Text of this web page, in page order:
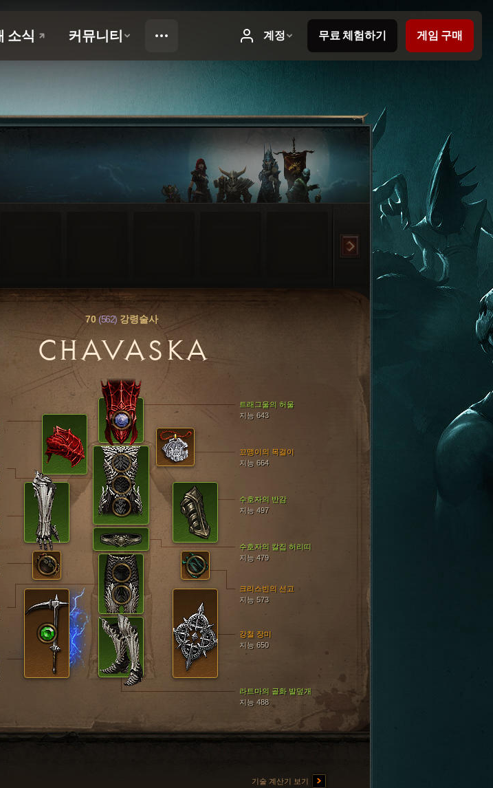
70(562) 강령술사
CHAVASKA
트래그울의 허울
지능 643
라트마의 골화 발덮개
지능 488
수호자의 반감
지능 497
강철 장미
지능 650
수호자의 칼집 허리띠
지능 479
크리스빈의 선고
지능 573
꼬맹이의 목걸이
지능 664
기술 계산기 보기